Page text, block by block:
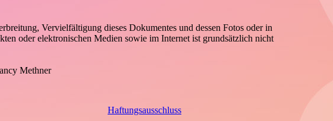
Vervielfältigung dieses Dokumentes und dessen Fotos oder in
oder elektronischen Medien sowie im Internet ist grundsätzlich nicht
Methner
Haftungsausschluss